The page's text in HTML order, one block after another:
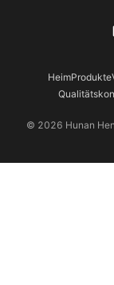
HeimProdukte
© 2026 Hunan